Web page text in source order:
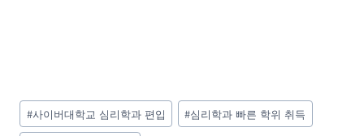
Post
Tags:
#사이버대학교 심리학과 편입 #심리학과 빠른 학위 취득